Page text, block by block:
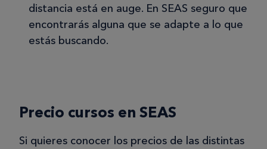
distancia está en auge. En SEAS seguro que
encontrarás alguna que se adapte a lo que
estás buscando.
Precio cursos en SEAS
Si quieres conocer los precios de las distintas